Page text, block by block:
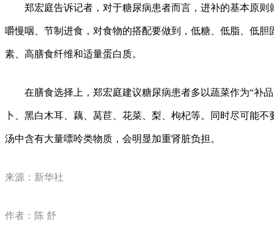
郑宏庭告诉记者，对于糖尿病患者而言，进补的基本原则
嚼慢咽、节制进食，对食物的搭配要做到，低糖、低脂、低胆
素、高膳食纤维和适量蛋白质。
在膳食选择上，郑宏庭建议糖尿病患者多以蔬菜作为“补品
卜、黑白木耳、藕、莴苣、花菜、梨、枸杞等。同时尽可能
汤中含有大量嘌呤类物质，会明显加重肾脏负担。
来源：新华社
作者：陈 舒